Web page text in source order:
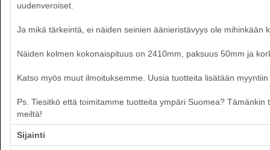
uudenveroiset.
Ja mikä tärkeintä, ei näiden seinien äänieristävyys ole mihinkään
Näiden kolmen kokonaispituus on 2410mm, paksuus 50mm ja
Katso myös muut ilmoituksemme. Uusia tuotteita lisätään
Ps. Tiesitkö että toimitamme tuotteita ympäri Suomea?
meiltä!
Sijainti